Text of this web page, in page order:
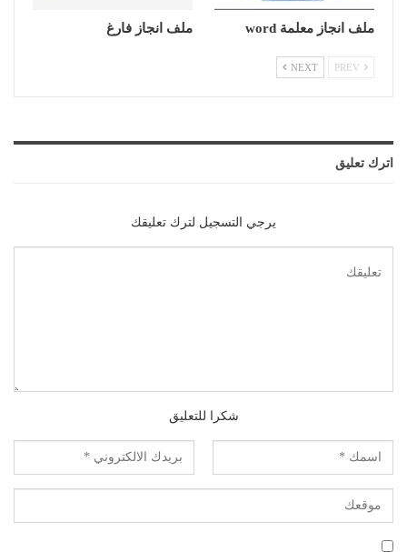
ملف انجاز معلمة word ملف انجاز فارغ
NEXT
اترك تعليق
يرجي التسجيل لترك تعليقك
شكرا للتعليق